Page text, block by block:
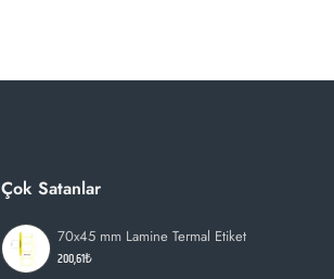
Çok Satanlar
70x45 mm Lamine Termal Etiket
200,61₺